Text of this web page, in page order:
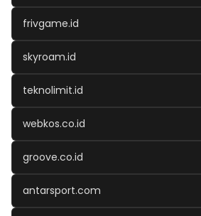
frivgame.id
skyroam.id
teknolimit.id
webkos.co.id
groove.co.id
antarsport.com